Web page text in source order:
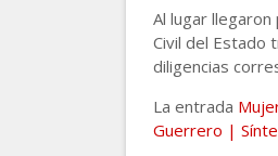
Al lugar
Civil del Estado
diligencias
La entrada
Guerrero |